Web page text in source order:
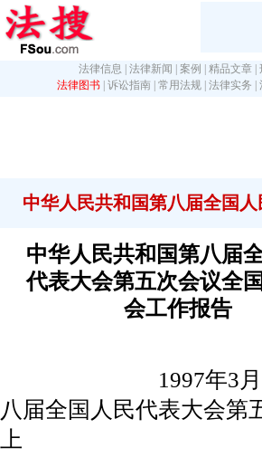
法律信息 法律新闻 案例 精品文章
法律图书 诉讼指南 常用法规 法律实务
中华人民共和国第八届全国
中华人民共和国第八届
代表大会第五次会议全
会工作报告
1997年3月10
八届全国人民代表大会第
上